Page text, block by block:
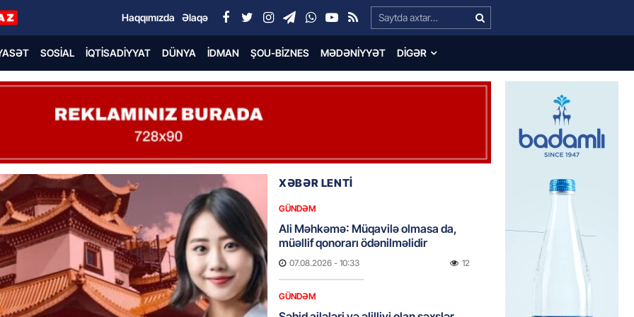
Search…
Haqqımızda Əlaqə
SOSIAL İQTISADIYYAT DÜNYA İDMAN ŞOU-BIZNES MƏDƏNIYYƏT DIGƏR
XƏBƏR LENTİ
GÜNDƏM
Ali Məhkəmə: Müqavilə olmasa da,
müəllif qonorarı ödənilməlidir
07.08.2026 - 10:33 12
GÜNDƏM